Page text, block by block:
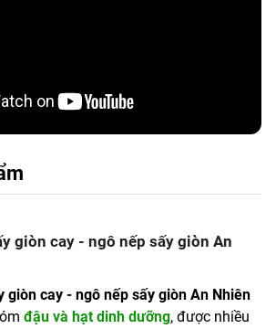
giòn cay - ngô nếp sấy giòn An
giòn cay - ngô nếp sấy giòn An Nhiên
đậu và hạt dinh dưỡng, được nhiều